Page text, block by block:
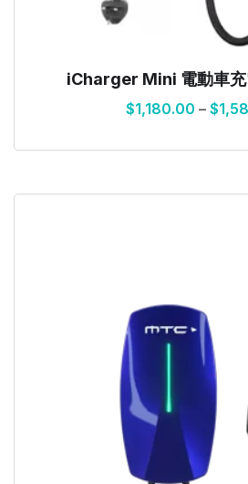
iCharger Mini 電動車
$1,180.00 – $